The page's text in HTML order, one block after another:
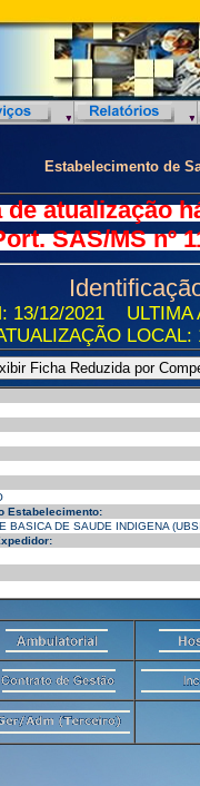
Estabelecimento de
de atualização
SAS/MS nº
13/12/2021
ULTIMA
LOCAL:
Estabelecimento:
BASICA DE SAUDE INDIGENA